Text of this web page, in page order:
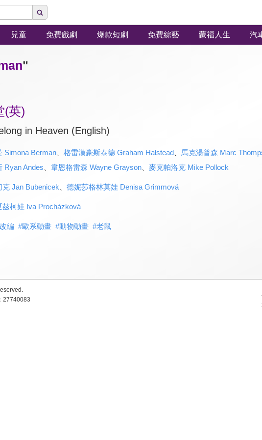
兒童 免費戲劇 爆款短劇 免費綜藝 蒙福人生 汽
"
(英)
in Heaven (English)
Simona Berman、 格雷漢豪斯泰德 Graham Halstead、 馬克湯普森 Marc
Ryan Andes
韋恩格雷森 Wayne Grayson、 麥克帕洛克 Mike Pollock
Jan Bubenicek 德妮莎格林莫娃 Denisa Grimmová
茲柯娃 Iva Procházková
編 #歐系動畫 #動物動畫 #老鼠
27740083